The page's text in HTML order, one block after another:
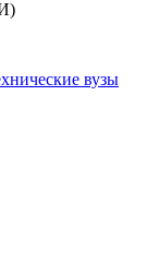
вузы